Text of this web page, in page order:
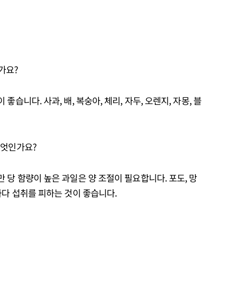
요?
좋습니다. 사과, 배, 복숭아, 체리, 자두, 오렌지, 자몽, 블
인가요?
당 함량이 높은 과일은 양 조절이 필요합니다. 포도, 망
섭취를 피하는 것이 좋습니다.